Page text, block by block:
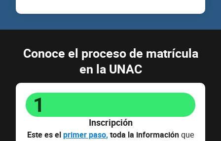
Conoce el proceso de matrícula
en la UNAC
1
Inscripción
Este es elprimer paso, toda la informaciónque